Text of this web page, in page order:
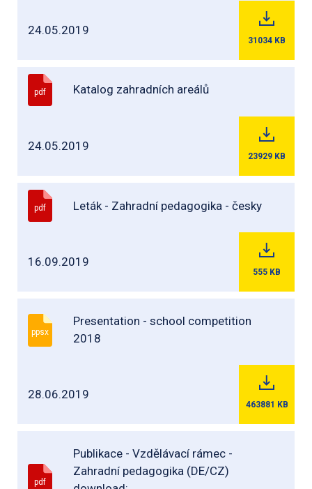
24.05.2019
31034 KB
pdf Katalog zahradních areálů
24.05.2019
23929 KB
pdf Leták - Zahradní pedagogika - česky
16.09.2019
555 KB
ppsx
Presentation - school competition
2018
28.06.2019
463881 KB
pdf
Publikace - Vzdělávací rámec -
Zahradní pedagogika (DE/CZ)